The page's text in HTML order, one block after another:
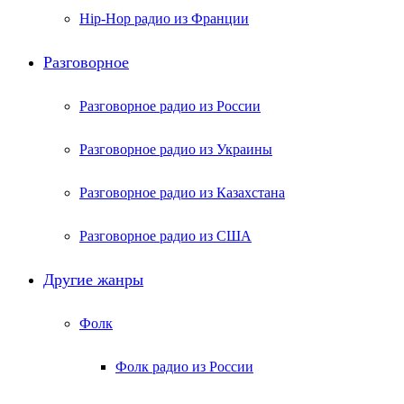
Hip-Hop радио из Франции
Разговорное
Разговорное радио из России
Разговорное радио из Украины
Разговорное радио из Казахстана
Разговорное радио из США
Другие жанры
Фолк
Фолк радио из России